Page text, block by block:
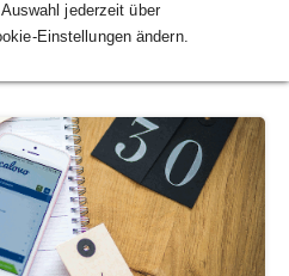
jederzeit über
Einstellungen ändern.